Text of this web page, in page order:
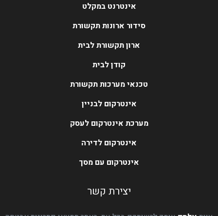
אינטרנט במקלט
סידור ארונות תקשורת
ארון תקשורת לבית
קודן לבית
טכנאי מערכות תקשורת
אינטרקום לבניין
מערכת אינטרקום לעסק
אינטרקום לדירה
אינטרקום עם מסך
יצירת קשר